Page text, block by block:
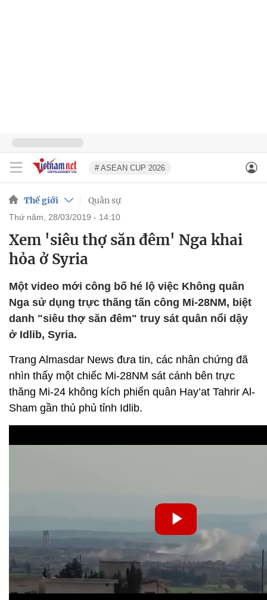
# ASEAN CUP 2026
Thế giới Quân sự
thứ năm, 28/03/2019 - 14:10
Xem 'siêu thợ săn đêm' Nga khai
hỏa ở Syria
Một video mới công bố hé lộ việc Không quân
Nga sử dụng trực thăng tấn công Mi-28NM, biệt
danh "siêu thợ săn đêm" truy sát quân nổi dậy
ở Idlib, Syria.
Trang Almasdar News đưa tin, các nhân chứng đã
nhìn thấy một chiếc Mi-28NM sát cánh bên trực
thăng Mi-24 không kích phiến quân Hay’at Tahrir Al-
Sham gần thủ phủ tỉnh Idlib.